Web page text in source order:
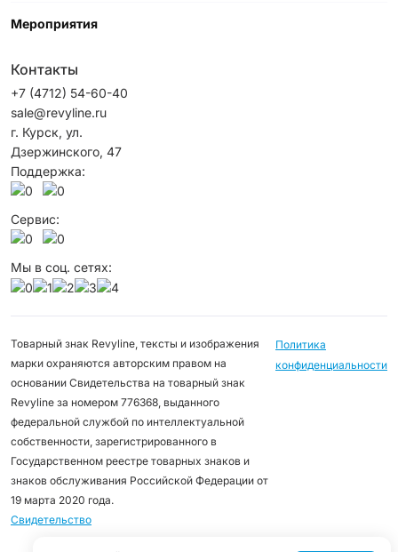
Мероприятия
Контакты
+7 (4712) 54-60-40
sale@revyline.ru
г. Курск, ул.
Дзержинского, 47
Поддержка:
Сервис:
Мы в соц. сетях:
Товарный знак Revyline, тексты и изображения
марки охраняются авторским правом на
основании Свидетельства на товарный знак
Revyline за номером 776368, выданного
федеральной службой по интеллектуальной
собственности, зарегистрированного в
Государственном реестре товарных знаков и
знаков обслуживания Российской Федерации от
19 марта 2020 года.
Свидетельство
Политика
конфиденциальности